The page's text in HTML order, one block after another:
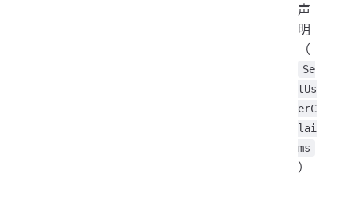
声
明
（
Se
tUs
erC
lai
ms
）